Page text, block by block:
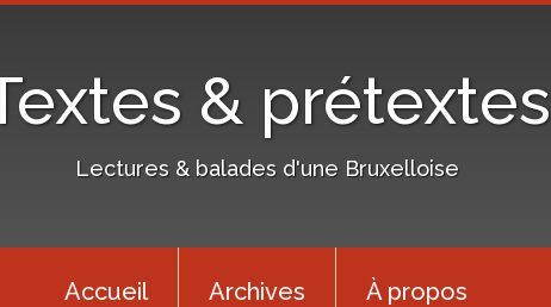
& prétextes
Lectures & balades d'une Bruxelloise
Accueil Archives À propos